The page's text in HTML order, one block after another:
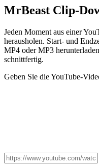
MrBeast Clip-
Jeden Moment aus einer
herausholen. Start- und
MP4 oder MP3
schnittfertig.
Geben Sie die YouTube-